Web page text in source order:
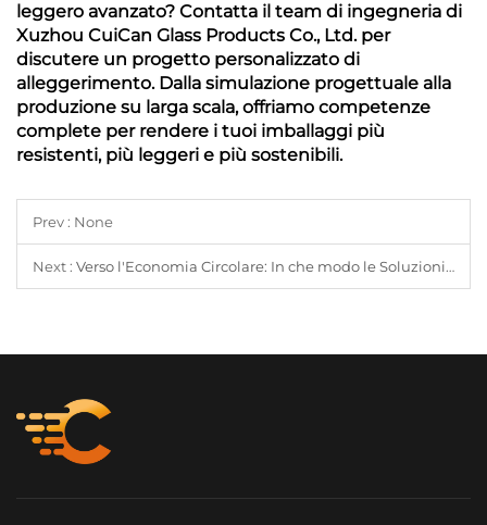
leggero avanzato? Contatta il team di ingegneria di
Xuzhou CuiCan Glass Products Co., Ltd. per
discutere un progetto personalizzato di
alleggerimento. Dalla simulazione progettuale alla
produzione su larga scala, offriamo competenze
complete per rendere i tuoi imballaggi più
resistenti, più leggeri e più sostenibili.
Prev : None
Next : Verso l'Economia Circolare: In che modo le Soluzioni Avanzate di Vetro PCR stanno Ridefinendo l'Imballaggio Sostenibile per i Settori Alimentare, Cosmetico e delle Candele